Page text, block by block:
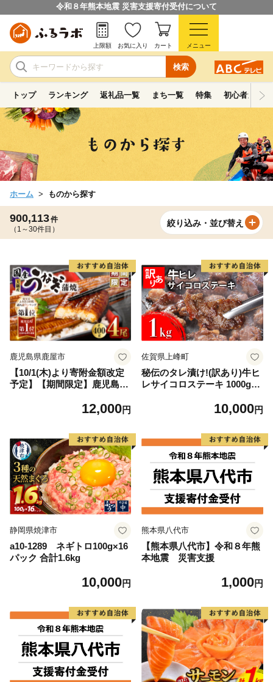
令和８年熊本地震 災害支援寄付受付について
検索
上限額 お気に入り カート メニュー
トップ ランキング 返礼品一覧 まち一覧 特集 初心者ガイド
ホーム ものから探す
900,113件
（1～30件目）
絞り込み・並び替え
鹿児島県鹿屋市
【10/1(木)より寄附金額改定
予定】【期間限定】鹿児島県
12,000円
佐賀県上峰町
秘伝のタレ漬け!(訳あり)牛ヒ
レサイコロステーキ 1000g
10,000円
静岡県焼津市
a10-1289 ネギトロ100g×16
パック 合計1.6kg
10,000円
熊本県八代市
【熊本県八代市】令和８年熊
本地震 災害支援
1,000円